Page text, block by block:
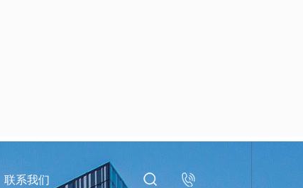
联系我们